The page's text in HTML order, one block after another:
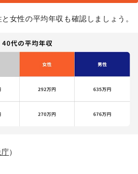
女性の平均年収も確認しましょう。
）